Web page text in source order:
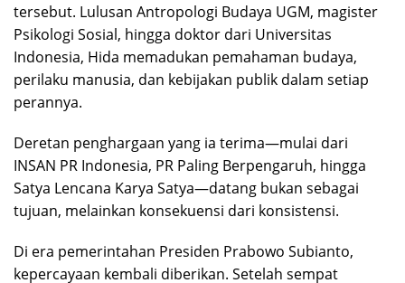
tersebut. Lulusan Antropologi Budaya UGM, magister
Psikologi Sosial, hingga doktor dari Universitas
Indonesia, Hida memadukan pemahaman budaya,
perilaku manusia, dan kebijakan publik dalam setiap
perannya.
Deretan penghargaan yang ia terima—mulai dari
INSAN PR Indonesia, PR Paling Berpengaruh, hingga
Satya Lencana Karya Satya—datang bukan sebagai
tujuan, melainkan konsekuensi dari konsistensi.
Di era pemerintahan Presiden Prabowo Subianto,
kepercayaan kembali diberikan. Setelah sempat